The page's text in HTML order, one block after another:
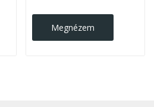
Megnézem